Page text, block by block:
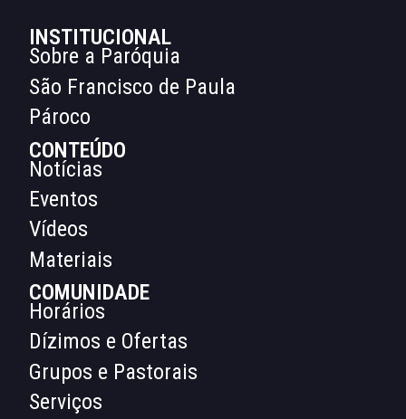
INSTITUCIONAL
Sobre a Paróquia
São Francisco de Paula
Pároco
CONTEÚDO
Notícias
Eventos
Vídeos
Materiais
COMUNIDADE
Horários
Dízimos e Ofertas
Grupos e Pastorais
Serviços